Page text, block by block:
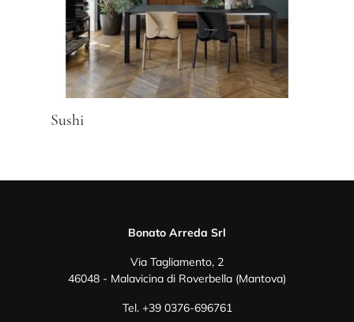
Sushi
Bonato Arreda Srl
Via Tagliamento, 2
46048 - Malavicina di Roverbella (Mantova)
Tel. +39 0376-696761